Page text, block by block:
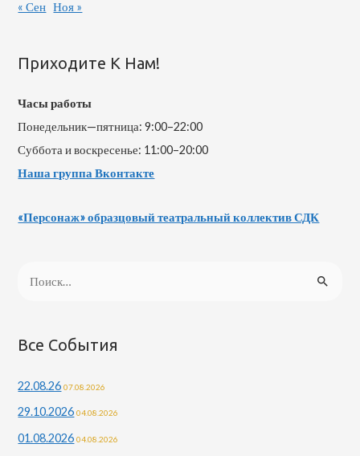
« Сен Ноя »
Приходите К Нам!
Часы работы
Понедельник—пятница: 9:00–22:00
Суббота и воскресенье: 11:00–20:00
Наша группа Вконтакте
«Персонаж» образцовый театральный коллектив СДК
т
:
Все События
22.08.26 07.08.2026
29.10.2026 04.08.2026
01.08.2026 04.08.2026